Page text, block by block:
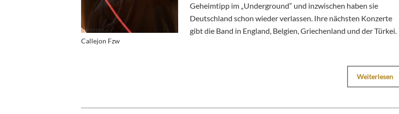
Callejon Fzw
Geheimtipp im „Underground“ und inzwischen haben sie
Deutschland schon wieder verlassen. Ihre nächsten Konzerte
gibt die Band in England, Belgien, Griechenland und der Türkei.
Weiterlesen